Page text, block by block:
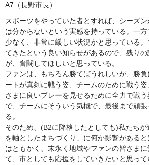
A7（長野市長）
スポーツをやっていた者とすれば、シーズ
は分からないという実感を持っている。一
少なく、非常に厳しい状況かと思っている
てきたという良い知らせがあるので、残り
が、奮闘してほしいと思っている。
ファンは、もちろん勝てばうれしいが、勝
ートが真剣に戦う姿、チームのために戦う
さまに良いプレーを見せるために全力で戦
で、チームにそういう気概で、最後まで頑
る。
そのため、(B2に降格したとしても)私たち
を軸としたまちづくり」に何か影響がある
はともかく、末永く地域やファンの皆さま
て、市としても応援をしていきたいと思っ